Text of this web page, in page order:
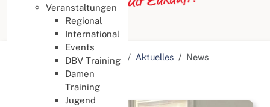
Veranstaltungen
Regional
International
Events
DBV Training
Damen
Training
Jugend
Aktuelle Seite: Startseite Aktuelles News